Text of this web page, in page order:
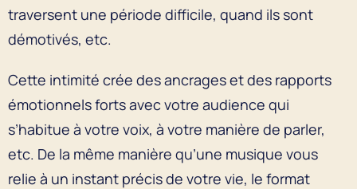
traversent une période difficile, quand ils sont
démotivés, etc.
Cette intimité crée des ancrages et des rapports
émotionnels forts avec votre audience qui
s’habitue à votre voix, à votre manière de parler,
etc. De la même manière qu’une musique vous
relie à un instant précis de votre vie, le format